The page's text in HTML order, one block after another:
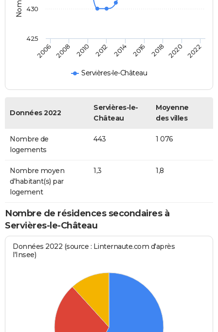
Servières-le-Château
2006 2008 2010 2012 2014 2016 2018 2020 2022
425
430
Données 2022
Servières-le-
Château
Moyenne
des villes
Nombre de
logements
443 1 076
Nombre moyen
d'habitant(s) par
logement
1,3 1,8
Nombre de résidences secondaires à
Servières-le-Château
Données 2022 (source : Linternaute.com d'après
l'Insee)